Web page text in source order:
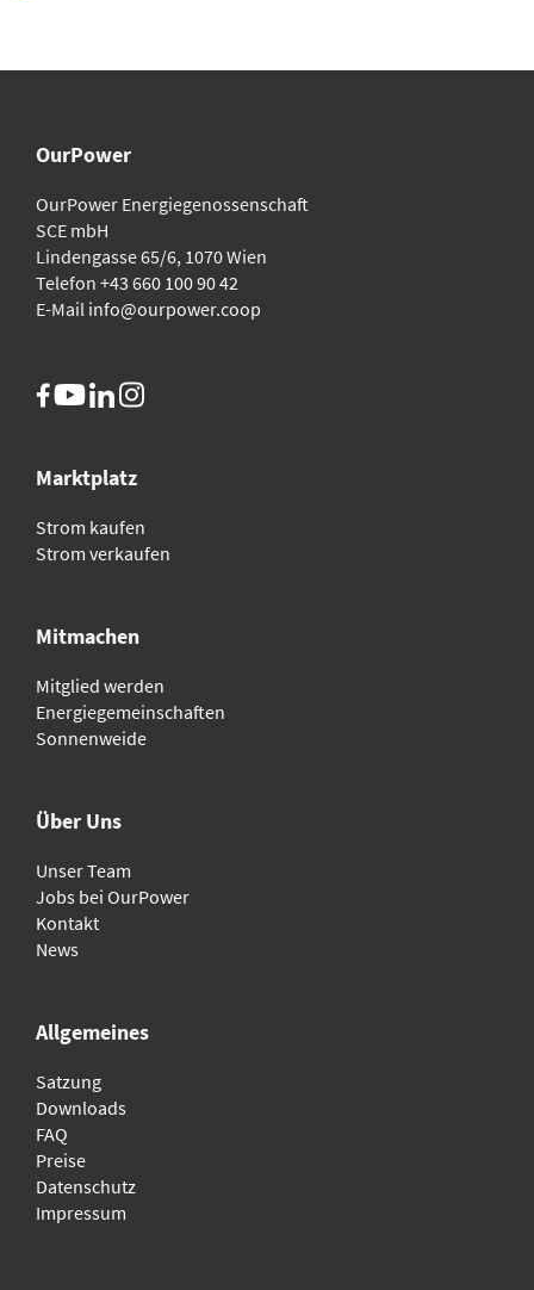
OurPower
OurPower Energie­genossenschaft
SCE mbH
Lindengasse 65/6, 1070 Wien
Telefon +43 660 100 90 42
E-Mail info@ourpower.coop
Marktplatz
Strom kaufen
Strom verkaufen
Mitmachen
Mitglied werden
Energiegemeinschaften
Sonnenweide
Über Uns
Unser Team
Jobs bei OurPower
Kontakt
News
Allgemeines
Satzung
Downloads
FAQ
Preise
Datenschutz
Impressum